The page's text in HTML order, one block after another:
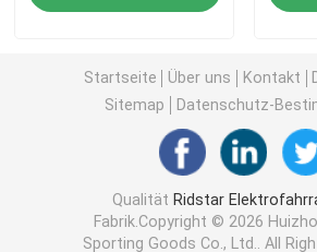
Frauen-Fettreifen-Elektrofahrrad
E-Bike mit Fettreifen für Männer
20 Zoll Elektrofahrrad
Startseite Über uns Kontakt
Sitemap
Datenschutz-
Qualität Ridstar
Fabrik.Copyright © 2026
Sporting Goods Co., Ltd.. All